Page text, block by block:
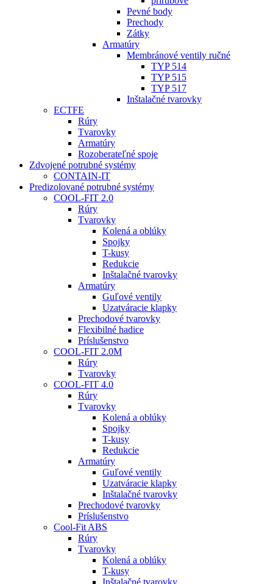
Pevné body
Prechody
Zátky
Armatúry
Membránové ventily ručné
TYP 514
TYP 515
TYP 517
Inštalačné tvarovky
ECTFE
Rúry
Tvarovky
Armatúry
Rozoberateľné spoje
Zdvojené potrubné systémy
CONTAIN-IT
Predizolované potrubné systémy
COOL-FIT 2.0
Rúry
Tvarovky
Kolená a oblúky
Spojky
T-kusy
Redukcie
Inštalačné tvarovky
Armatúry
Guľové ventily
Uzatváracie klapky
Prechodové tvarovky
Flexibilné hadice
Príslušenstvo
COOL-FIT 2.0M
Rúry
Tvarovky
COOL-FIT 4.0
Rúry
Tvarovky
Kolená a oblúky
Spojky
T-kusy
Redukcie
Armatúry
Guľové ventily
Uzatváracie klapky
Inštalačné tvarovky
Prechodové tvarovky
Príslušenstvo
Cool-Fit ABS
Rúry
Tvarovky
Kolená a oblúky
T-kusy
Inštalačné tvarovky